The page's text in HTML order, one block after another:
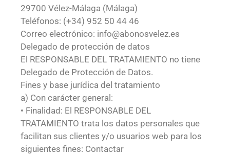
29700 Vélez-Málaga (Málaga)
Teléfonos: (+34) 952 50 44 46
Correo electrónico: info@abonosvelez.es
Delegado de protección de datos
El RESPONSABLE DEL TRATAMIENTO no tiene
Delegado de Protección de Datos.
Fines y base jurídica del tratamiento
a) Con carácter general:
• Finalidad: El RESPONSABLE DEL
TRATAMIENTO trata los datos personales que
facilitan sus clientes y/o usuarios web para los
siguientes fines: Contactar